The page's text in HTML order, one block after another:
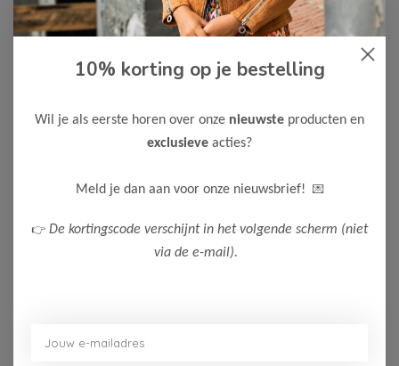
Le Chic
Le Chic Meisjes Bolero NONOHY
10% korting op je bestelling
Wil je als eerste horen over onze nieuwste producten en
exclusieve acties?
Meld je dan aan voor onze nieuwsbrief! 💌
👉 De kortingscode verschijnt in het volgende scherm (niet
via de e-mail).